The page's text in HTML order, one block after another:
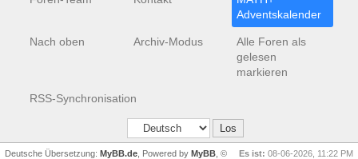
Adventskalender
Nach oben Archiv-Modus
Alle Foren als
gelesen
markieren
RSS-Synchronisation
Es ist: 08-06-2026, 11:22 PM
Deutsche Übersetzung: MyBB.de , Powered by MyBB , ©